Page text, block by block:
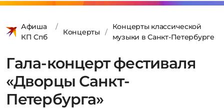
Афиша
КП Спб
Концерты
Концерты классической
музыки в Санкт-Петербурге
Гала-концерт фестиваля
«Дворцы Санкт-
Петербурга»